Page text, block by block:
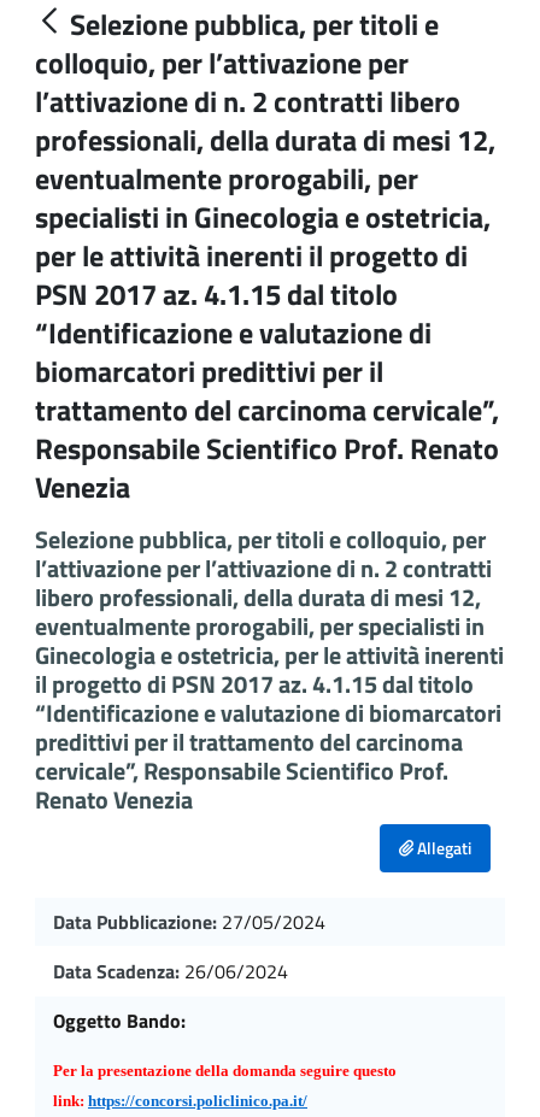
Selezione pubblica, per titoli e
colloquio, per l’attivazione per
l’attivazione di n. 2 contratti libero
professionali, della durata di mesi 12,
eventualmente prorogabili, per
specialisti in Ginecologia e ostetricia,
per le attività inerenti il progetto di
PSN 2017 az. 4.1.15 dal titolo
“Identificazione e valutazione di
biomarcatori predittivi per il
trattamento del carcinoma cervicale”,
Responsabile Scientifico Prof. Renato
Venezia
Selezione pubblica, per titoli e colloquio, per
l’attivazione per l’attivazione di n. 2 contratti
libero professionali, della durata di mesi 12,
eventualmente prorogabili, per specialisti in
Ginecologia e ostetricia, per le attività inerenti
il progetto di PSN 2017 az. 4.1.15 dal titolo
“Identificazione e valutazione di biomarcatori
predittivi per il trattamento del carcinoma
cervicale”, Responsabile Scientifico Prof.
Renato Venezia
Allegati
Data Pubblicazione: 27/05/2024
Data Scadenza: 26/06/2024
Oggetto Bando:
per la presentazione della domanda seguire questo
link: https://concorsi.policlinico.pa.it/